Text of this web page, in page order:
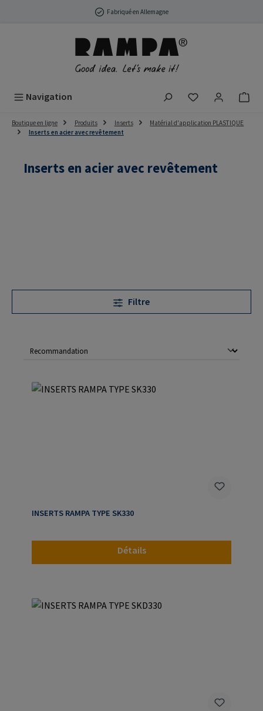
Passer au contenu principalFabriqué en Allemagne
Navigation Vous avez 0
Boutique en ligne Produits Inserts
Matérial d'application PLASTIQUE
Inserts en acier avec revêtement
Inserts en acier avec revêtement
Filtre
INSERTS RAMPA TYPE SK330
Détails